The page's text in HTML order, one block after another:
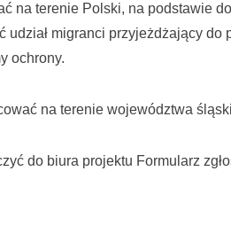
na terenie Polski, na podstawie
udział migranci przyjeżdżający do
ochrony.
na terenie województwa
do biura projektu Formularz